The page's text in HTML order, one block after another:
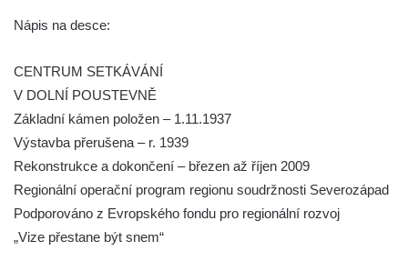
Česká pamětní deska Johanna Wolfganga
von Goethe na hradě Hasištejn
Německá pamětní deska Johanna
Wolfganga von Goethe na hradě Hasištejn
Pamětní deska Ondřeje Hese severně od
Mezné
Pamětní deska Giacoma Casanovy de
Seingalt na zámeckém nádvoří v Duchcově
Nápis na desce:
CENTRUM SETKÁVÁNÍ
V DOLNÍ POUSTEVNĚ
Základní kámen položen – 1.11.1937
Výstavba přerušena – r. 1939
Rekonstrukce a dokončení – březen až říjen 2009
Regionální operační program regionu soudržnosti Severozápad
Podporováno z Evropského fondu pro regionální rozvoj
„Vize přestane být snem“